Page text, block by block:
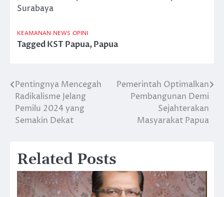
Surabaya
KEAMANAN NEWS OPINI
TaggedKST Papua,Papua
Post
navigation
Pentingnya Mencegah
Radikalisme Jelang
Pemilu 2024 yang
Semakin Dekat
Pemerintah Optimalkan
Pembangunan Demi
Sejahterakan
Masyarakat Papua
Related Posts